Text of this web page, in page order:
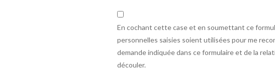
En cochant cette case et en soumettant ce
personnelles saisies soient utilisées pour me
demande indiquée dans ce formulaire et de la
découler.